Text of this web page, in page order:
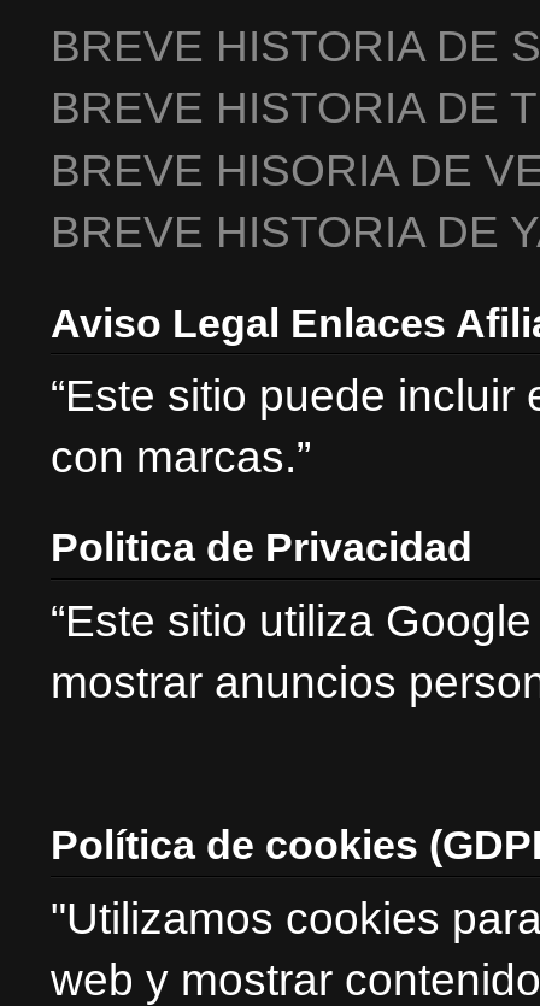
BREVE HISTORIA DE
BREVE HISTORIA DE
BREVE HISORIA DE
BREVE HISTORIA DE
Aviso Legal Enlaces
“Este sitio puede
con marcas.”
Politica de Privacidad
“Este sitio utiliza
mostrar anuncios
Política de cookies
"Utilizamos cookies
web y mostrar